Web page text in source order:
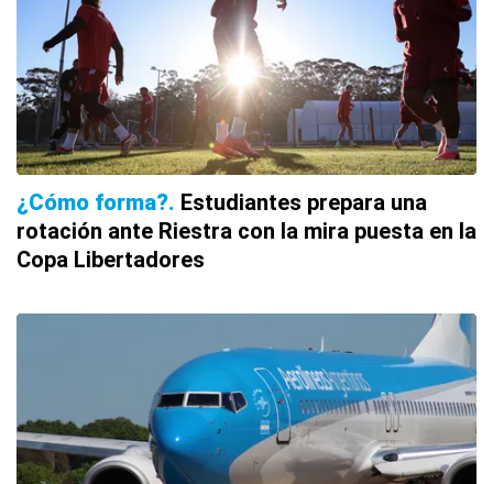
¿Cómo forma? Estudiantes prepara una
rotación ante Riestra con la mira puesta en la
Copa Libertadores